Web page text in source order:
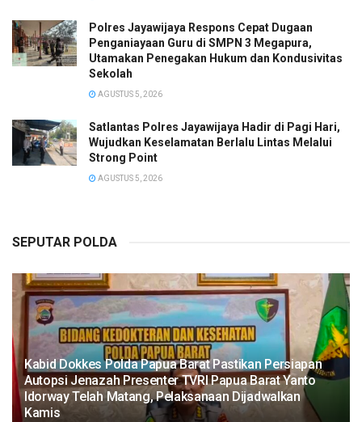
Polres Jayawijaya Respons Cepat Dugaan
Penganiayaan Guru di SMPN 3 Megapura,
Utamakan Penegakan Hukum dan Kondusivitas
Sekolah
AGUSTUS 5, 2026
Satlantas Polres Jayawijaya Hadir di Pagi Hari,
Wujudkan Keselamatan Berlalu Lintas Melalui
Strong Point
AGUSTUS 5, 2026
SEPUTAR POLDA
Kabid Dokkes Polda Papua Barat Pastikan Persiapan
Autopsi Jenazah Presenter TVRI Papua Barat Yanto
Idorway Telah Matang, Pelaksanaan Dijadwalkan
Kamis